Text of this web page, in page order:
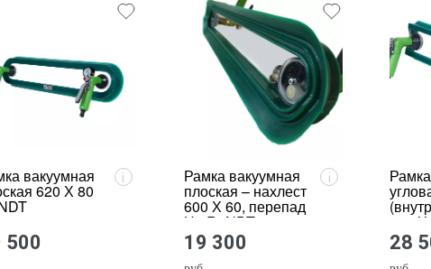
вакуумная
620 Х 80
i
500
Рамка вакуумная
плоская – нахлест
600 Х 60, перепад
Н6 RuNDT
i
19 300
530
28